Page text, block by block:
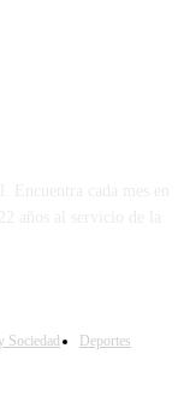
Sociedad
Deportes